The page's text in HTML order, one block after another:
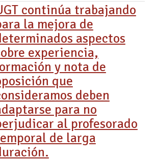
continúa trabajando
la mejora de
aspectos
experiencia,
y nota de
que
deben
para no
al profesorado
de larga